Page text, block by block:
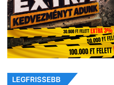
LEGFRISSEBB